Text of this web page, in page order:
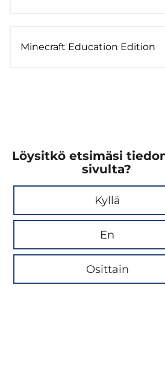
Mi­nec­raft Educa­tion Edi­tion
Löysitkö etsimäsi
sivulta?
Kyllä
En
Osittain